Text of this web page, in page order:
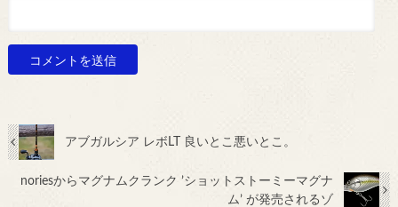
アブガルシア レボLT 良いとこ悪いとこ。
noriesからマグナムクランク ’ショットストーミーマグナ
ム’ が発売されるゾ